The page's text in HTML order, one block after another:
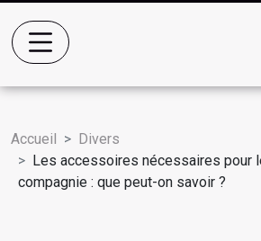
Accueil
Divers
Les accessoires nécessaires pour
compagnie : que peut-on savoir ?